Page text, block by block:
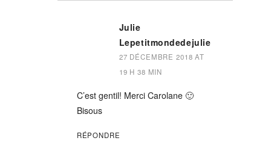
Julie
Lepetitmondedejulie
27 DÉCEMBRE 2018 AT
19 H 38 MIN
C’est gentil! Merci Carolane 🙂
Bisous
RÉPONDRE